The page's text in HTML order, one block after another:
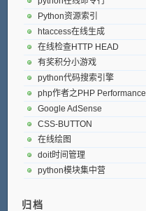
Python资源索引
htaccess在线生成
在线检查HTTP HEAD
有奖积分小游戏
python代码搜索引擎
php作者之PHP Performance
Google AdSense
CSS-BUTTON
在线绘图
doit时间管理
python模块集中营
归档